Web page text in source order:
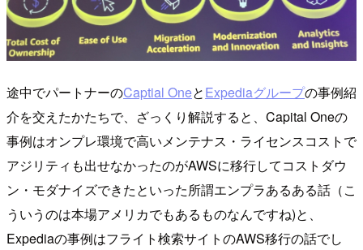
途中でパートナーのCaptial OneとExpediaグループの事例紹
介を交えたかたちで、ざっくり解説すると、Capital Oneの
事例はオンプレ環境で高いメンテナス・ライセンスコストで
アジリティも出せなかったのがAWSに移行してコストダウ
ン・モダナイズできたといった所謂エンプラあるある話（こ
ういうのは本場アメリカでもあるものなんですね)と、
Expediaの事例はフライト検索サイトのAWS移行の話でし